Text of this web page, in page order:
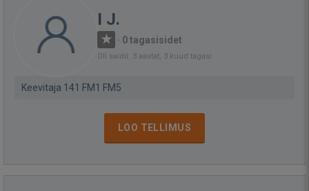
I J.
· 0 tagasisidet
Oli saidil: 3 aastat, 3 kuud tagasi
Keevitaja 141 FM1 FM5
LOO TELLIMUS